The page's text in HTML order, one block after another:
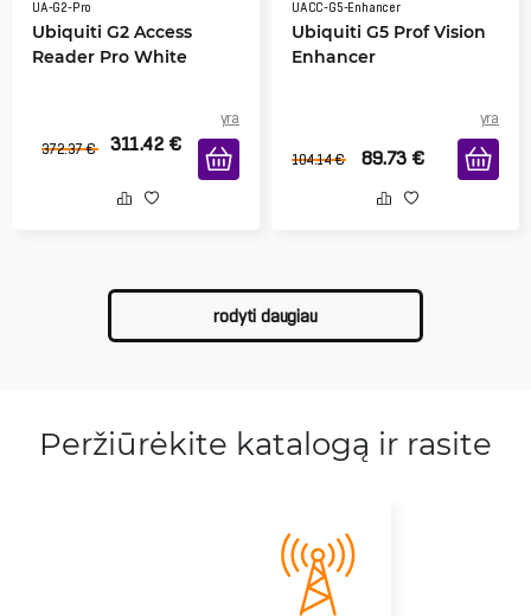
UA-G2-Pro
Ubiquiti G2 Access
Reader Pro White
yra
372.37 € 311.42 €
UACC-G5-Enhancer
Ubiquiti G5 Prof Vision
Enhancer
yra
104.14 € 89.73 €
rodyti daugiau
Peržiūrėkite katalogą ir rasite